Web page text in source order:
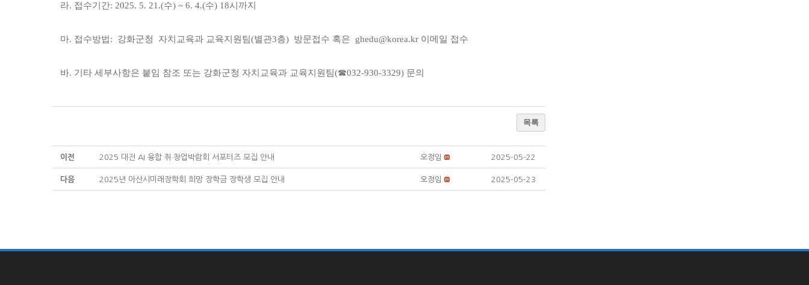
라. 접수기간: 2025. 5. 21.(수) ~ 6. 4.(수) 18시까지
마. 접수방법: 강화군청 자치교육과 교육지원팀(별관3층) 방문접수 혹은 ghedu@korea.kr 이메일 접수
바. 기타 세부사항은 붙임 참조 또는 강화군청 자치교육과 교육지원팀(☎032-930-3329) 문의
목록
이전 2025 대전 AI 융합 취·창업박람회 서포터즈 모집 안내 오정임 2025-05-22
다음 2025년 아산시미래장학회 희망 장학금 장학생 모집 안내 오정임 2025-05-23